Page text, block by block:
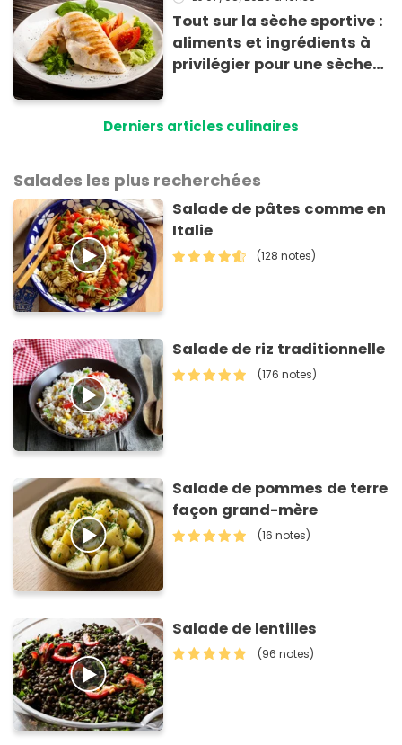
Tout sur la sèche sportive :
aliments et ingrédients à
privilégier pour une sèche
Derniers articles culinaires
Salades les plus recherchées
Salade de pâtes comme en
Italie
(128 notes)
Salade de riz traditionnelle
(176 notes)
Salade de pommes de terre
façon grand-mère
(16 notes)
Salade de lentilles
(96 notes)